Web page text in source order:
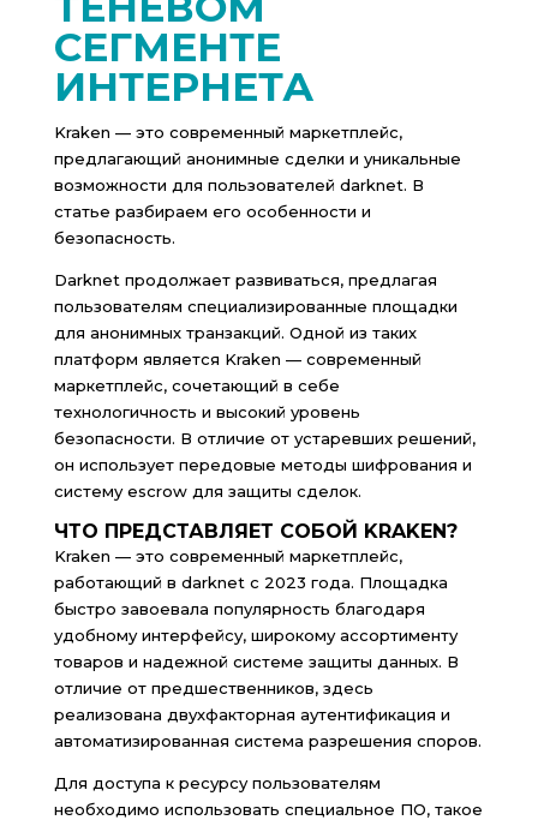
СЕГМЕНТЕ
ИНТЕРНЕТА
Kraken — это современный маркетплейс,
предлагающий анонимные сделки и уникальные
возможности для пользователей darknet. В
статье разбираем его особенности и
безопасность.
Darknet продолжает развиваться, предлагая
пользователям специализированные площадки
для анонимных транзакций. Одной из таких
платформ является Kraken — современный
маркетплейс, сочетающий в себе
технологичность и высокий уровень
безопасности. В отличие от устаревших решений,
он использует передовые методы шифрования и
систему escrow для защиты сделок.
ЧТО ПРЕДСТАВЛЯЕТ СОБОЙ KRAKEN?
Kraken — это современный маркетплейс,
работающий в darknet с 2023 года. Площадка
быстро завоевала популярность благодаря
удобному интерфейсу, широкому ассортименту
товаров и надежной системе защиты данных. В
отличие от предшественников, здесь
реализована двухфакторная аутентификация и
автоматизированная система разрешения споров.
Для доступа к ресурсу пользователям
необходимо использовать специальное ПО, такое